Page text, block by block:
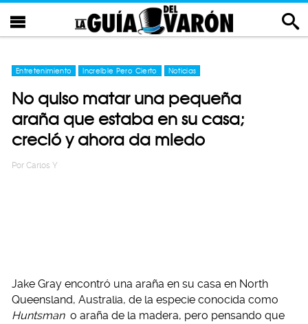
Entretenimiento Increíble Pero Cierto Noticias
No quiso matar una pequeña
araña que estaba en su casa;
creció y ahora da miedo
Por Carlos Y
Jake Gray encontró una araña en su casa en North
Queensland, Australia, de la especie conocida como
Huntsman o araña de la madera, pero pensando que